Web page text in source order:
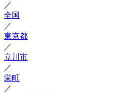
／
全国
／
東京都
／
立川市
／
栄町
／